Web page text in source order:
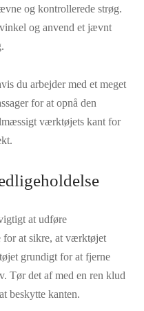
og kontrollerede strøg.
og anvend et jævnt
du arbejder med et meget
for at opnå den
værktøjets kant for
at udføre
for at sikre, at værktøjet
grundigt for at fjerne
Tør det af med en ren klud
beskytte kanten.